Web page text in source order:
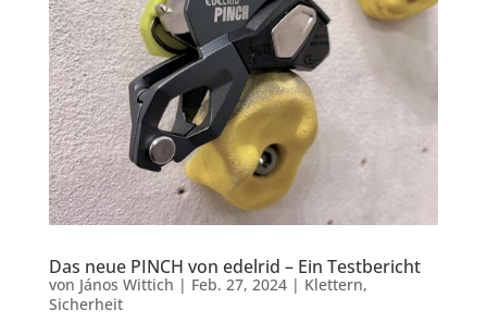
Das neue PINCH von edelrid – Ein Testbericht
von János Wittich | Feb. 27, 2024| Klettern,
Sicherheit